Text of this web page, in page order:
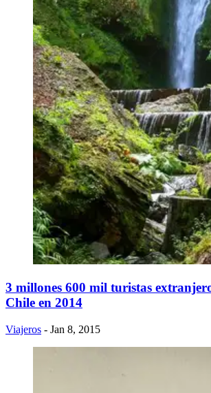
3 millones 600 mil turistas
Chile en 2014
Viajeros - Jan 8, 2015